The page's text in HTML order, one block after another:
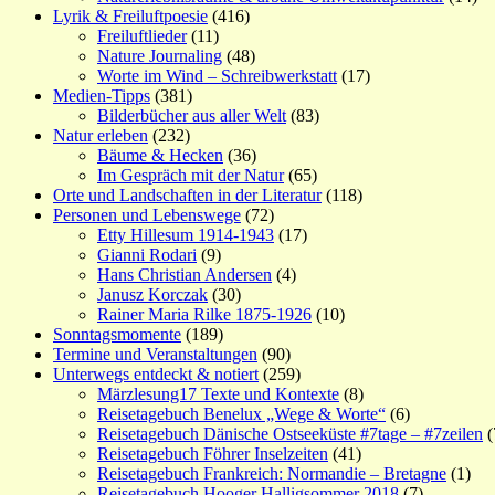
Lyrik & Freiluftpoesie (416)
Freiluftlieder(11)
Nature Journaling (48)
Worte im Wind – Schreibwerkstatt (17)
Medien-Tipps (381)
Bilderbücher aus aller Welt (83)
Natur erleben (232)
Bäume & Hecken (36)
Im Gespräch mit der Natur(65)
Orte und Landschaften in der Literatur(118)
Personen und Lebenswege (72)
Etty Hillesum 1914-1943 (17)
Gianni Rodari (9)
Hans Christian Andersen (4)
Janusz Korczak (30)
Rainer Maria Rilke 1875-1926 (10)
Sonntagsmomente (189)
Termine und Veranstaltungen (90)
Unterwegs entdeckt & notiert (259)
Märzlesung17 Texte und Kontexte (8)
Reisetagebuch Benelux „Wege & Worte“ (6)
Reisetagebuch Dänische Ostseeküste #7tage – #7zeilen
Reisetagebuch Föhrer Inselzeiten (41)
Reisetagebuch Frankreich: Normandie – Bretagne (1)